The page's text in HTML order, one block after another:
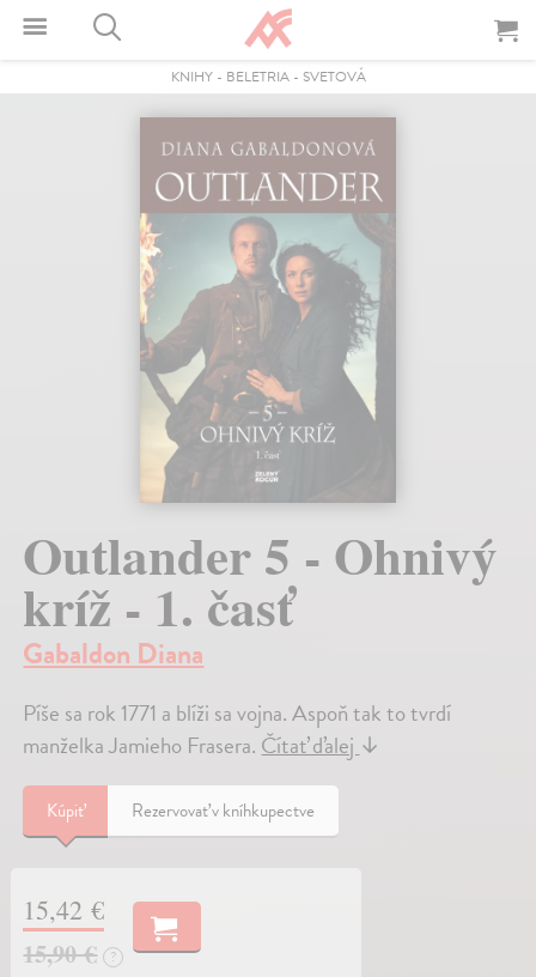
KNIHY- BELETRIA- SVETOVÁ
Outlander 5 - Ohnivý
kríž - 1. časť
Gabaldon Diana
Píše sa rok 1771 a blíži sa vojna. Aspoň tak to tvrdí
manželka Jamieho Frasera. Čítať ďalej ↓
Kúpiť Rezervovať v kníhkupectve
15,42 €
15,90 €
?